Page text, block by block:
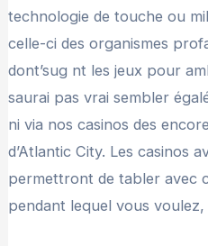
technologie de touche ou
celle-ci des organismes
dont’sug nt les jeux pour
saurai pas vrai sembler
ni via nos casinos des
d’Atlantic City. Les casinos
permettront de tabler avec
pendant lequel vous